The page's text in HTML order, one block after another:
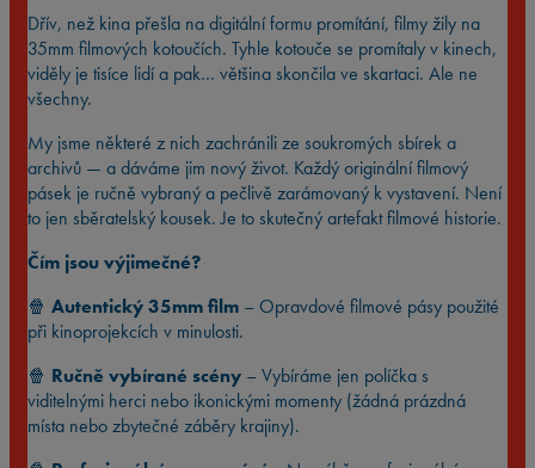
Dřív, než kina přešla na digitální formu promítání, filmy žily na
35mm filmových kotoučích. Tyhle kotouče se promítaly v kinech,
viděly je tisíce lidí a pak… většina skončila ve skartaci. Ale ne
všechny.
My jsme některé z nich zachránili ze soukromých sbírek a
archivů — a dáváme jim nový život. Každý originální filmový
pásek je ručně vybraný a pečlivě zarámovaný k vystavení. Není
to jen sběratelský kousek. Je to skutečný artefakt filmové historie.
Čím jsou výjimečné?
🍿 Autentický 35mm film – Opravdové filmové pásy použité
při kinoprojekcích v minulosti.
🍿 Ručně vybírané scény – Vybíráme jen políčka s
viditelnými herci nebo ikonickými momenty (žádná prázdná
místa nebo zbytečné záběry krajiny).